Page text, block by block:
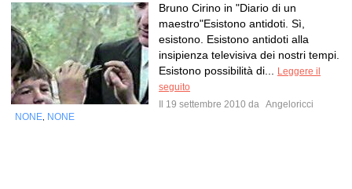
Bruno Cirino in "Diario di un
maestro"Esistono antidoti. Sì,
esistono. Esistono antidoti alla
insipienza televisiva dei nostri tempi.
Esistono possibilità di...
Leggere il
seguito
Il 19 settembre 2010 da Angeloricci
NONE NONE